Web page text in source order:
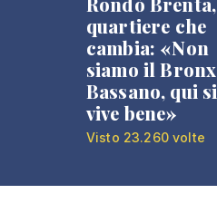
quartiere che
cambia: «Non
siamo il
Bassano, qui si
vive bene»
Visto 23.260 volte